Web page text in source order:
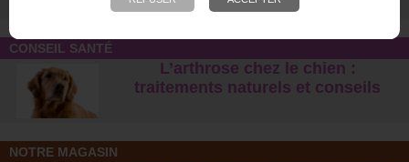
CONSEIL SANTÉ
L’arthrose chez le chien :
traitements naturels et conseil s
NOTRE MAGASIN